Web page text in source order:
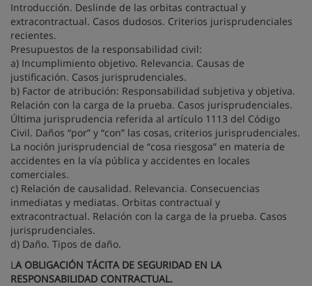
Introducción. Deslinde de las orbitas contractual y
extracontractual. Casos dudosos. Criterios jurisprudenciales
recientes.
Presupuestos de la responsabilidad civil:
a) Incumplimiento objetivo. Relevancia. Causas de
justificación. Casos jurisprudenciales.
b) Factor de atribución: Responsabilidad subjetiva y objetiva.
Relación con la carga de la prueba. Casos jurisprudenciales.
Última jurisprudencia referida al artículo 1113 del Código
Civil. Daños “por” y “con” las cosas, criterios jurisprudenciales.
La noción jurisprudencial de “cosa riesgosa” en materia de
accidentes en la vía pública y accidentes en locales
comerciales.
c) Relación de causalidad. Relevancia. Consecuencias
inmediatas y mediatas. Orbitas contractual y
extracontractual. Relación con la carga de la prueba. Casos
jurisprudenciales.
d) Daño. Tipos de daño.
LA OBLIGACIÓN TÁCITA DE SEGURIDAD EN LA
RESPONSABILIDAD CONTRACTUAL.